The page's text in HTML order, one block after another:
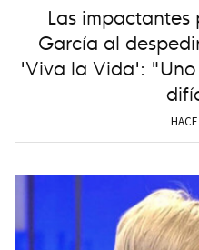
Las
García al
'Viva la Vida': "Uno